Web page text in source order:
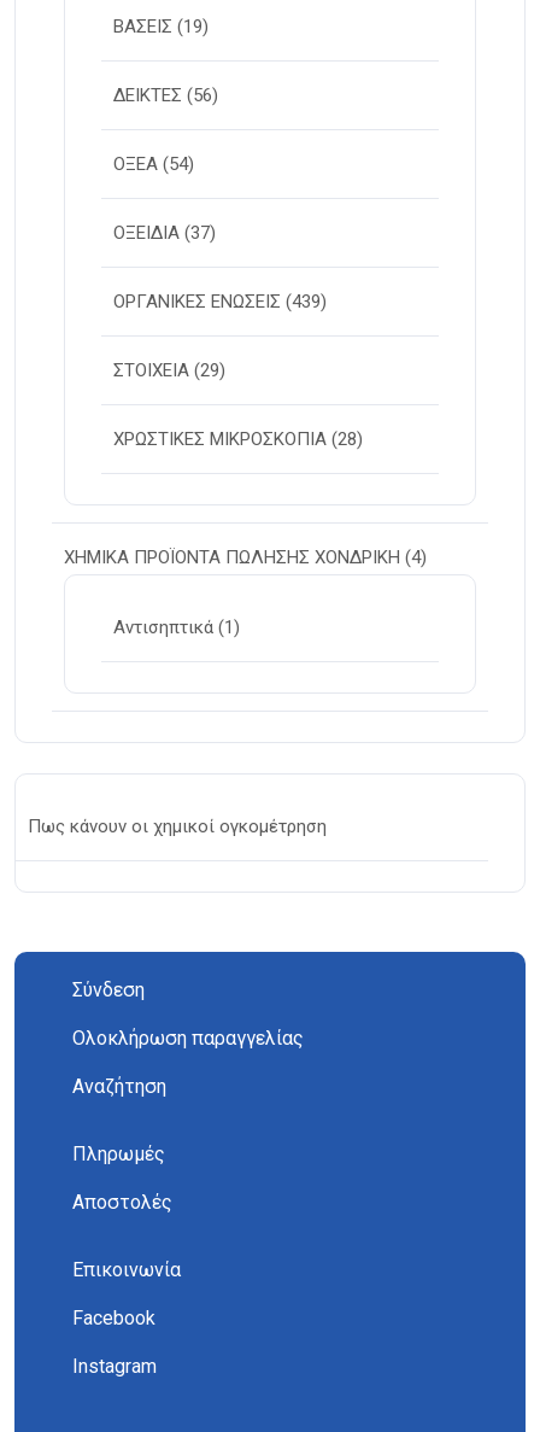
ΒΑΣΕΙΣ (19)
ΔΕΙΚΤΕΣ (56)
ΟΞΕΑ (54)
ΟΞΕΙΔΙΑ (37)
ΟΡΓΑΝΙΚΕΣ ΕΝΩΣΕΙΣ (439)
ΣΤΟΙΧΕΙΑ (29)
ΧΡΩΣΤΙΚΕΣ ΜΙΚΡΟΣΚΟΠΙΑ (28)
ΧΗΜΙΚΑ ΠΡΟΪΟΝΤΑ ΠΩΛΗΣΗΣ ΧΟΝΔΡΙΚΗ (4)
Αντισηπτικά (1)
Πως κάνουν οι χημικοί ογκομέτρηση
Σύνδεση
Ολοκλήρωση παραγγελίας
Αναζήτηση
Πληρωμές
Αποστολές
Επικοινωνία
Facebook
Instagram